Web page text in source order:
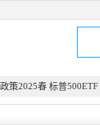
策2025春标普500ETF